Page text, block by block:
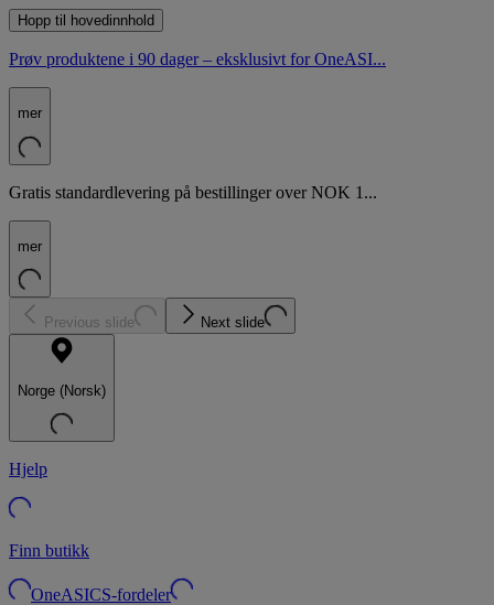
Hopp til hovedinnhold
Prøv produktene i 90 dager – eksklusivt for OneASI...
mer
Gratis standardlevering på bestillinger over NOK 1...
mer
Previous slide Next slide
Norge (Norsk)
Hjelp
Finn butikk
OneASICS-fordeler